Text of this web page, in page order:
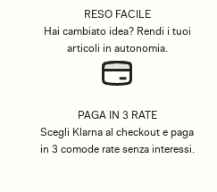
RESO FACILE
Hai cambiato idea? Rendi i tuoi
articoli in autonomia.
PAGA IN 3 RATE
Scegli Klarna al checkout e paga
in 3 comode rate senza interessi.